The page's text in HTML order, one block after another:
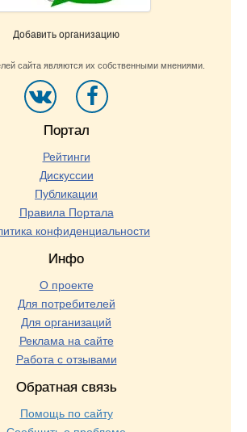
Добавить организацию
сайта являются их собственными мнениями.
Портал
Рейтинги
Дискуссии
Публикации
Правила Портала
конфиденциальности
Инфо
О проекте
Для потребителей
Для организаций
Реклама на сайте
Работа с отзывами
Обратная связь
Помощь по сайту